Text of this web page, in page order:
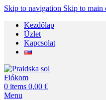
Skip to navigation Skip to main
Kezdőlap
Üzlet
Kapcsolat
Fiókom
0 items 0,00 €
Menu